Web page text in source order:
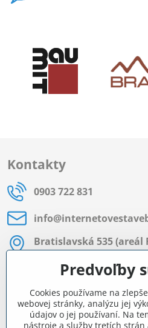
Kontakty
0903 722 831
Bratislavská 535 (areál
Most pri Bratislave
Pon - Pia 8:00 - 11:30 a
Facebook
Predvoľby
Cookies používame na
webovej stránky, analýzu jej
údajov o jej používaní. Na
nástroje a služby tretích strán